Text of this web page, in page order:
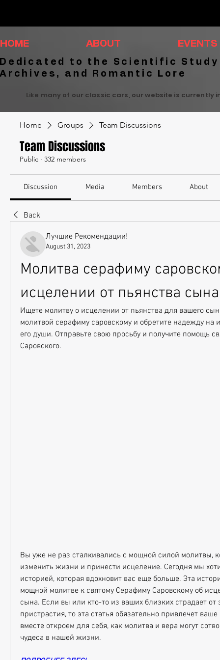
HOME ABOUT EVENTS
Dedicated to the Scientific
Archives, and Romantic Lore
Like many of our classic cars, our website is
Home Groups Team Discussions
Team Discussions
Public · 332 members
Discussion Media Members About
Back
Лучшие Рекомендации!
August 31, 2023
Молитва серафиму
исцелении от пьянства сына
Ищете молитву о исцелении от пьянства для вашего
молитвой серафиму саровскому и обретите надежду на
его души. Отправьте свою просьбу и получите помощь
Саровского.
Вы уже не раз сталкивались с мощной силой молитвы,
изменить жизни и принести исцеление. Сегодня мы
историей, которая вдохновит вас еще больше. Эта
мощной молитве к святому Серафиму Саровскому об
сына. Если вы или кто-то из ваших близких страдает от
пристрастия, то эта статья обязательно привлечет
вместе откроем для себя, как молитва и вера могут
чудеса в нашей жизни.